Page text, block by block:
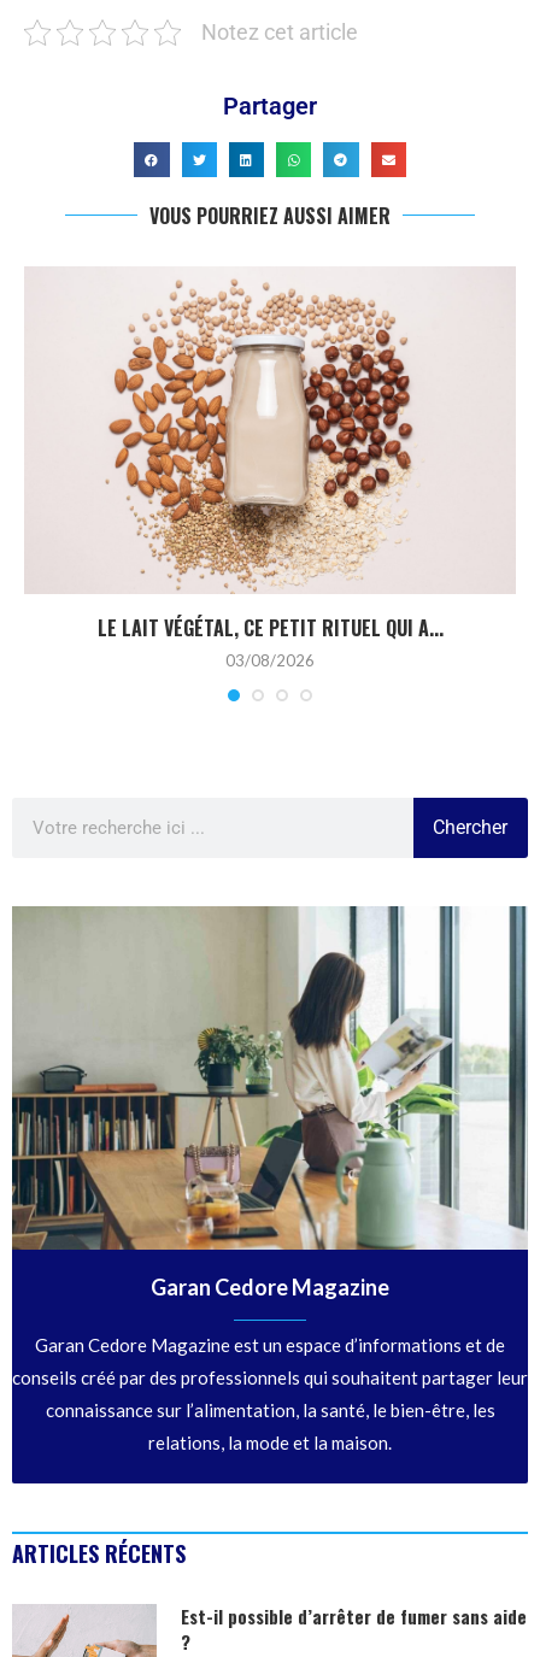
Notez cet article
Partager
VOUS POURRIEZ AUSSI AIMER
LE LAIT VÉGÉTAL, CE PETIT RITUEL QUI A...
03/08/2026
Chercher
Garan Cedore Magazine
Garan Cedore Magazine est un espace d’informations et de
conseils créé par des professionnels qui souhaitent partager leur
connaissance sur l’alimentation, la santé, le bien-être, les
relations, la mode et la maison.
ARTICLES RÉCENTS
Est-il possible d’arrêter de fumer sans aide
?